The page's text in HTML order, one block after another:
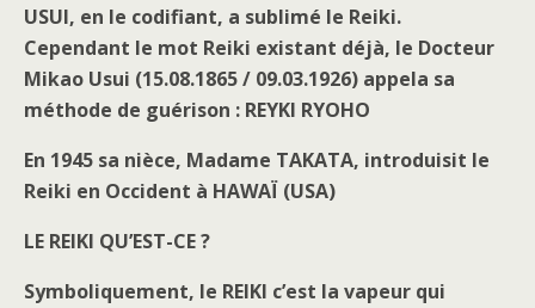
USUI, en le codifiant, a sublimé le Reiki.
Cependant le mot Reiki existant déjà, le Docteur
Mikao Usui (15.08.1865 / 09.03.1926) appela sa
méthode de guérison : REYKI RYOHO
En 1945 sa nièce, Madame TAKATA, introduisit le
Reiki en Occident à HAWAÏ (USA)
LE REIKI QU’EST-CE ?
Symboliquement, le REIKI c’est la vapeur qui